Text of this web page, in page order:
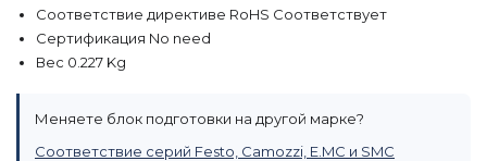
Соответствие директиве RoHS Соответствует
Сертификация No need
Вес 0.227 Kg
Меняете блок подготовки на другой марке?
Соответствие серий Festo, Camozzi, E.MC и SMC